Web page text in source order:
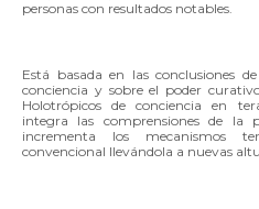
personas con resultados notables.
Está basada en las conclusiones
conciencia y sobre el poder
Holotrópicos de conciencia en
integra las comprensiones de la
incrementa los mecanismos
convencional llevándola a nuevas